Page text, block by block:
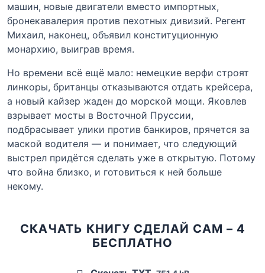
машин, новые двигатели вместо импортных,
бронекавалерия против пехотных дивизий. Регент
Михаил, наконец, объявил конституционную
монархию, выиграв время.
Но времени всё ещё мало: немецкие верфи строят
линкоры, британцы отказываются отдать крейсера,
а новый кайзер жаден до морской мощи. Яковлев
взрывает мосты в Восточной Пруссии,
подбрасывает улики против банкиров, прячется за
маской водителя — и понимает, что следующий
выстрел придётся сделать уже в открытую. Потому
что война близко, и готовиться к ней больше
некому.
СКАЧАТЬ КНИГУ СДЕЛАЙ САМ – 4
БЕСПЛАТНО